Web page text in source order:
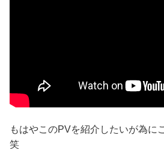
もはやこのPVを紹介したいが為
笑